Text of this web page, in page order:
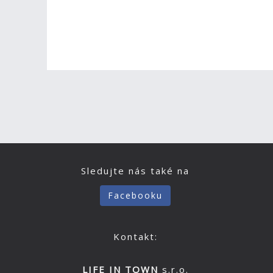
Sledujte nás také na
Facebooku
Kontakt:
LIFE IN TOWN s.r.o.